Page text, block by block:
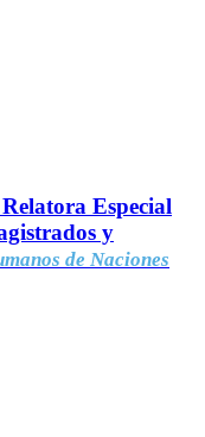
Especial
y
de Naciones